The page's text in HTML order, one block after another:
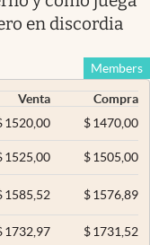
en discordia
Members
Venta
Compra
1520,00 $1470,00
1525,00 $1505,00
1585,52 $1576,89
1732,97 $1731,52